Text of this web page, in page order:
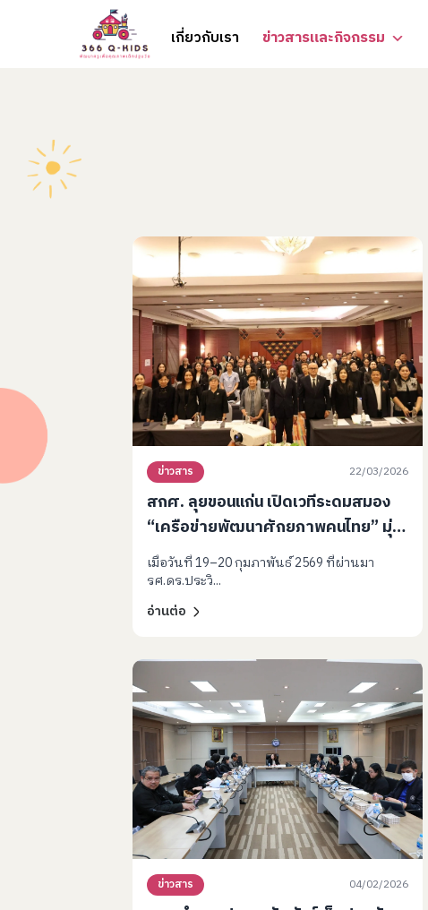
เกี่ยวกับเรา
ข่าวสารและกิจกรรม
ข่าวสาร 22/03/2026
สกศ. ลุยขอนแก่น เปิดเวทีระดมสมอง
“เครือข่ายพัฒนาศักยภาพคนไทย” มุ่ง
เน้นบทบาทพ่อแม่และเด็กปฐมวัย ขับ
เคลื่อนแผนการศึกษาชาติ
เมื่อวันที่ 19–20 กุมภาพันธ์ 2569 ที่ผ่านมา
รศ.ดร.ประวิ...
อ่านต่อ
ข่าวสาร 04/02/2026